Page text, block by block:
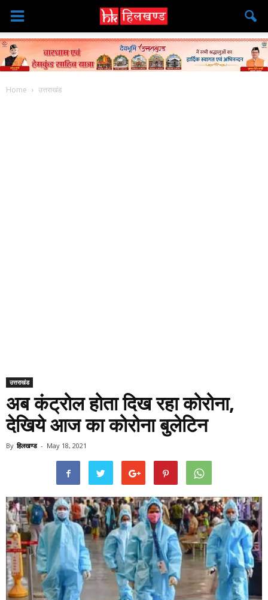
Home उत्तराखंड
उत्तराखंड
अब कंट्रोल होता दिख रहा कोरोना,
देखिये आज का कोरोना बुलेटिन
By हिलखण्ड - May 18, 2021